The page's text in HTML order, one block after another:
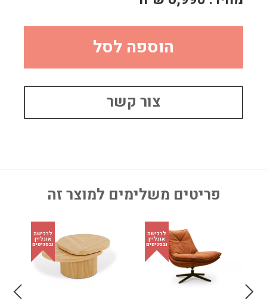
הוספה לסל
צור קשר
פריטים משלימים למוצר זה